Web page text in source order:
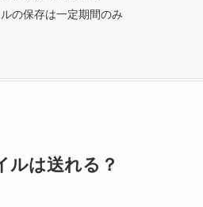
の保存は一定期間のみ
ルは送れる？